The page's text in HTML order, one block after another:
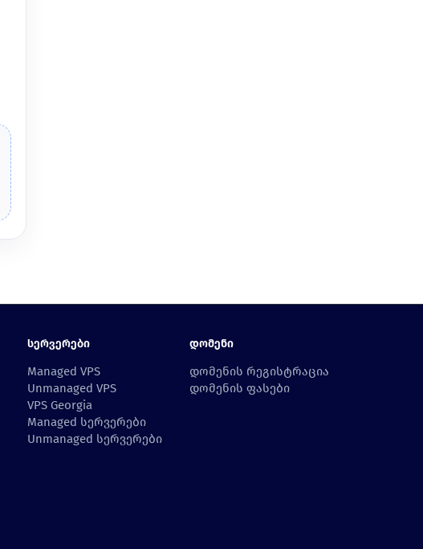
Სერვერები
Managed VPS
Unmanaged VPS
VPS Georgia
Managed სერვერები
Unmanaged სერვერები
Დომენი
დომენის რეგისტრაცია
დომენის ფასები